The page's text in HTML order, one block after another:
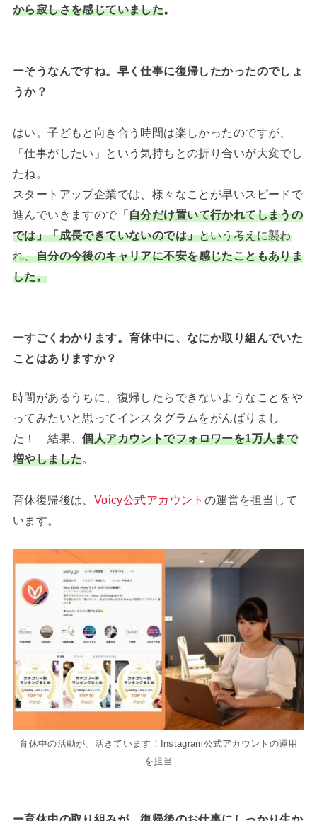
から寂しさを感じていました。
ーそうなんですね。早く仕事に復帰したかったのでしょ
うか？
はい。子どもと向き合う時間は楽しかったのですが、
「仕事がしたい」という気持ちとの折り合いが大変でし
たね。
スタートアップ企業では、様々なことが早いスピードで
進んでいきますので 「自分だけ置いて行かれてしまうの
では」「成長できていないのでは」という考えに襲わ
れ、自分の今後のキャリアに不安を感じたこともありま
した。
ーすごくわかります。育休中に、なにか取り組んでいた
ことはありますか？
時間があるうちに、復帰したらできないようなことをや
ってみたいと思ってインスタグラムをがんばりまし
た！ 結果、個人アカウントでフォロワーを1万人まで
増やしました。
育休復帰後は、 Voicy公式アカウント の運営を担当して
います。
育休中の活動が、活きています！Instagram公式アカウントの運用
を担当